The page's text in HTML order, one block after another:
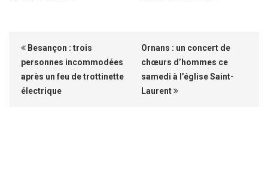
Besançon : trois
personnes incommodées
après un feu de trottinette
électrique
Ornans : un concert de
chœurs d’hommes ce
samedi à l’église Saint-
Laurent